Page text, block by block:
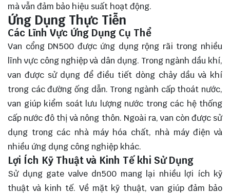
mà vẫn đảm bảo hiệu suất hoạt động.
Ứng Dụng Thực Tiễn
Các Lĩnh Vực Ứng Dụng Cụ Thể
Van cổng DN500 được ứng dụng rộng rãi trong nhiều
lĩnh vực công nghiệp và dân dụng. Trong ngành dầu khí,
van được sử dụng để điều tiết dòng chảy dầu và khí
trong các đường ống dẫn. Trong ngành cấp thoát nước,
van giúp kiểm soát lưu lượng nước trong các hệ thống
cấp nước đô thị và nông thôn. Ngoài ra, van còn được sử
dụng trong các nhà máy hóa chất, nhà máy điện và
nhiều ứng dụng công nghiệp khác.
Lợi Ích Kỹ Thuật và Kinh Tế khi Sử Dụng
Sử dụng gate valve dn500 mang lại nhiều lợi ích kỹ
thuật và kinh tế. Về mặt kỹ thuật, van giúp đảm bảo